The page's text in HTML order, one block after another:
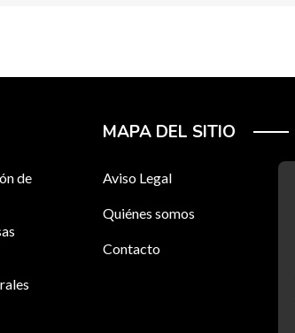
de
MAPA DEL SITIO
Aviso Legal
Quiénes somos
Contacto